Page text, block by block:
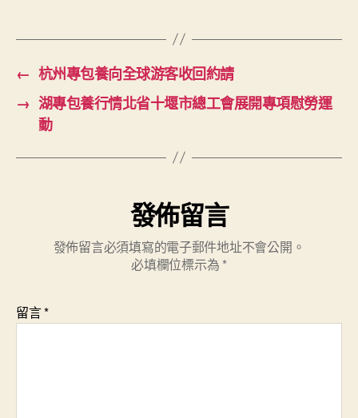
← 杭州專包養向全球游客收回約請
→ 湖專包養行情北省十堰市總工會展開專項慰勞運
動
發佈留言
發佈留言必須填寫的電子郵件地址不會公開。
必填欄位標示為 *
留言*